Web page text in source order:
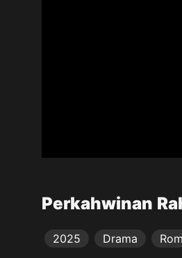
Perkahwinan
2025 Drama